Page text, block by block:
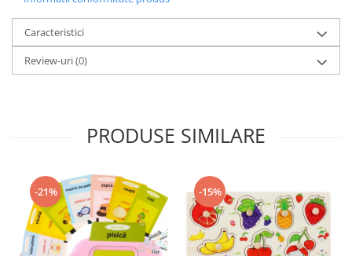
Caracteristici
Review-uri(0)
PRODUSE SIMILARE
-21% -15%